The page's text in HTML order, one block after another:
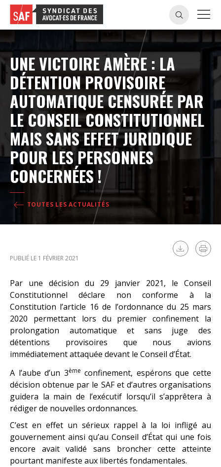
UNE VICTOIRE AMÈRE : LA
DÉTENTION PROVISOIRE
AUTOMATIQUE CENSURÉE PAR
LE CONSEIL CONSTITUTIONNEL
MAIS SANS EFFET JURIDIQUE
POUR LES PERSONNES
CONCERNÉES !
TOUTES LES ACTUALITÉS
PUBLIÉ LE 1 FÉVRIER 2021
Par une décision du 29 janvier 2021, le Conseil
Constitutionnel déclare non conforme à la
Constitution l’article 16 de l’ordonnance du 25 mars
2020 permettant lors du premier confinement la
prolongation automatique et sans juge des
détentions provisoires que nous avions
immédiatement attaquée devant le Conseil d’État.
A l’aube d’un 3ème confinement, espérons que cette
décision obtenue par le SAF et d’autres organisations
guidera la main de l’exécutif lorsqu’il s’apprêtera à
rédiger de nouvelles ordonnances.
C’est en effet un sérieux rappel à la loi infligé au
gouvernement ainsi qu’au Conseil d’État qui une fois
encore avait validé sans broncher cette atteinte
pourtant manifeste aux libertés fondamentales.